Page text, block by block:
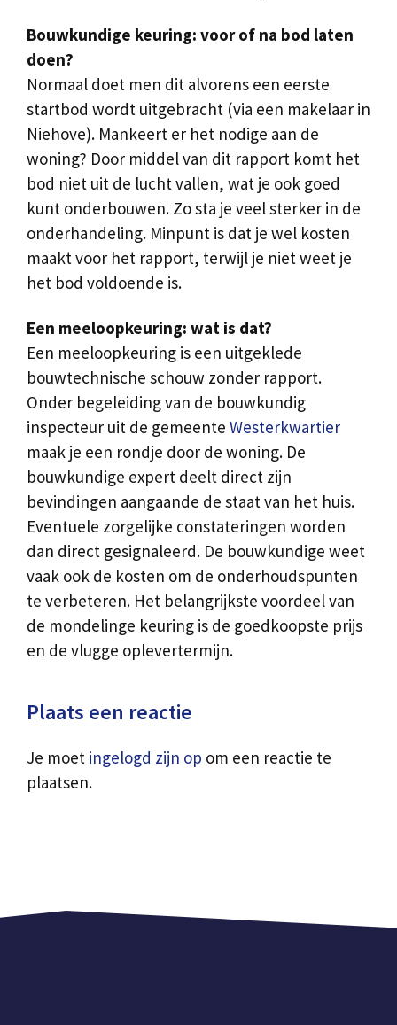
Bouwkundige keuring: voor of na bod laten
doen?
Normaal doet men dit alvorens een eerste
startbod wordt uitgebracht (via een makelaar in
Niehove). Mankeert er het nodige aan de
woning? Door middel van dit rapport komt het
bod niet uit de lucht vallen, wat je ook goed
kunt onderbouwen. Zo sta je veel sterker in de
onderhandeling. Minpunt is dat je wel kosten
maakt voor het rapport, terwijl je niet weet je
het bod voldoende is.
Een meeloopkeuring: wat is dat?
Een meeloopkeuring is een uitgeklede
bouwtechnische schouw zonder rapport.
Onder begeleiding van de bouwkundig
inspecteur uit de gemeente Westerkwartier
maak je een rondje door de woning. De
bouwkundige expert deelt direct zijn
bevindingen aangaande de staat van het huis.
Eventuele zorgelijke constateringen worden
dan direct gesignaleerd. De bouwkundige weet
vaak ook de kosten om de onderhoudspunten
te verbeteren. Het belangrijkste voordeel van
de mondelinge keuring is de goedkoopste prijs
en de vlugge oplevertermijn.
Plaats een reactie
Je moet ingelogd zijn op om een reactie te
plaatsen.